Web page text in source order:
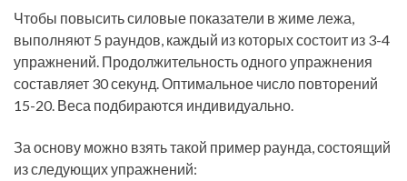
Чтобы повысить силовые показатели в жиме лежа,
выполняют 5 раундов, каждый из которых состоит из 3-4
упражнений. Продолжительность одного упражнения
составляет 30 секунд. Оптимальное число повторений
15-20. Веса подбираются индивидуально.
За основу можно взять такой пример раунда, состоящий
из следующих упражнений: